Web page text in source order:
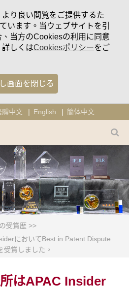
り良い閲覧をご提供するた
います。当ウェブサイトを引
当方のCookiesの利用に同意
しくはCookiesポリシーをご
画面を閉じる
體中文 English 簡体中文
受賞歴 >>
においてBest in Patent Dispute
受賞しました。
はAPAC Insider